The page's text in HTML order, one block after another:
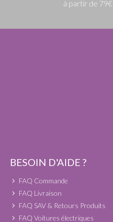
à partir de
BESOIN D'AIDE ?
FAQ Commande
FAQ Livraison
FAQ SAV & Retours Produits
FAQ Voitures électriques